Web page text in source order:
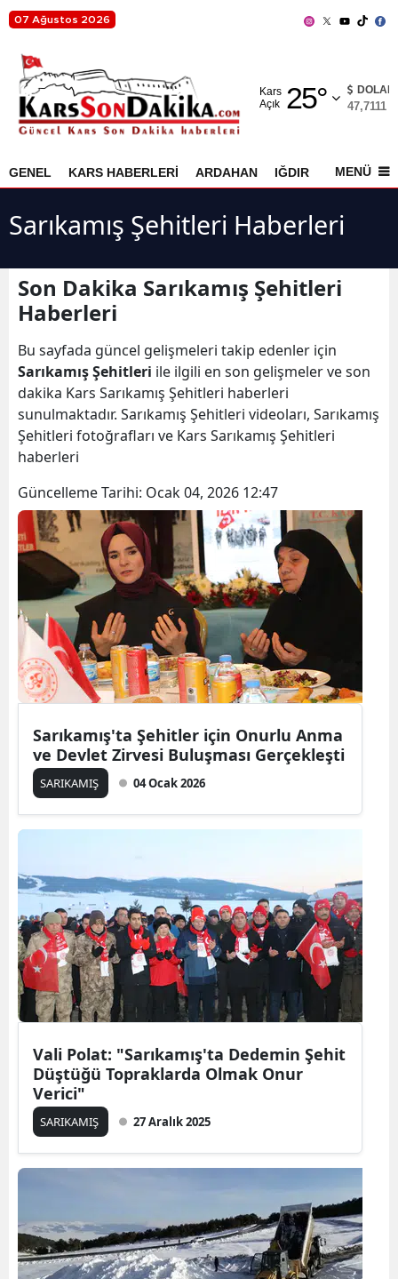
07 Ağustos 2026
Kars
Açık 25°
Adıyaman
Ağrı
Ankara
Antalya
Aydın
Balıkesir
Bilecik
Bitlis
Bolu
Burdur
Bursa
Çanakkale
Çankırı
Çorum
Denizli
Edirne
Erzincan
Erzurum
Eskişehir
Gaziantep
Gümüşhane
Mersin
İstanbul
DOLAR
47,7111
GENEL KARS HABERLERİ ARDAHAN IĞDIR AKYAKA
MENÜ
Sarıkamış Şehitleri Haberleri
Son Dakika Sarıkamış Şehitleri
Haberleri
Bu sayfada güncel gelişmeleri takip edenler için
Sarıkamış Şehitleri ile ilgili en son gelişmeler ve son
dakika Kars Sarıkamış Şehitleri haberleri
sunulmaktadır. Sarıkamış Şehitleri videoları, Sarıkamış
Şehitleri fotoğrafları ve Kars Sarıkamış Şehitleri
haberleri
Güncelleme Tarihi: Ocak 04, 2026 12:47
Sarıkamış'ta Şehitler için Onurlu Anma
ve Devlet Zirvesi Buluşması Gerçekleşti
SARIKAMIŞ 04 Ocak 2026
Vali Polat: "Sarıkamış'ta Dedemin Şehit
Düştüğü Topraklarda Olmak Onur
Verici"
SARIKAMIŞ 27 Aralık 2025